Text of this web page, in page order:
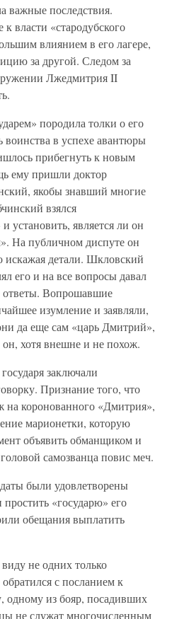
важные последствия.
власти «стародубского
влиянием в его лагере,
за другой. Следом за
Лжедмитрия II
породила толки о его
воинства в успехе авантюры
прибегнуть к новым
ему пришли доктор
якобы знавший многие
взялся
установить, является ли он
На публичном диспуте он
искажая детали. Шкловский
его и на все вопросы давал
Вопрошавшие
изумление и заявляли,
да еще сам «царь Дмитрий»,
он, хотя внешне и не похож.
заключали
Признание того, что
на коронованного «Дмитрия»,
марионетки, которую
объявить обманщиком и
самозванца повис меч.
были удовлетворены
«государю» его
обещания выплатить
не одних только
с посланием к
из бояр, посадивших
не служат многочисленным